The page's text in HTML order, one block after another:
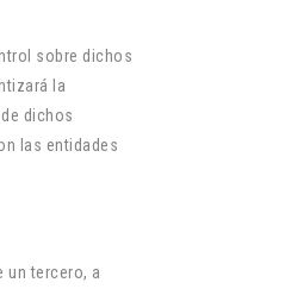
sobre dichos
la
dichos
las entidades
un tercero, a